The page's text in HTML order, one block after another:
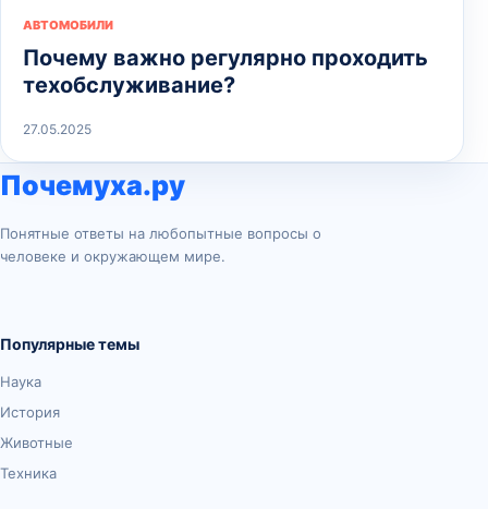
АВТОМОБИЛИ
Почему важно регулярно проходить
техобслуживание?
27.05.2025
Почемуха.ру
Понятные ответы на любопытные вопросы о
человеке и окружающем мире.
Популярные темы
Наука
История
Животные
Техника